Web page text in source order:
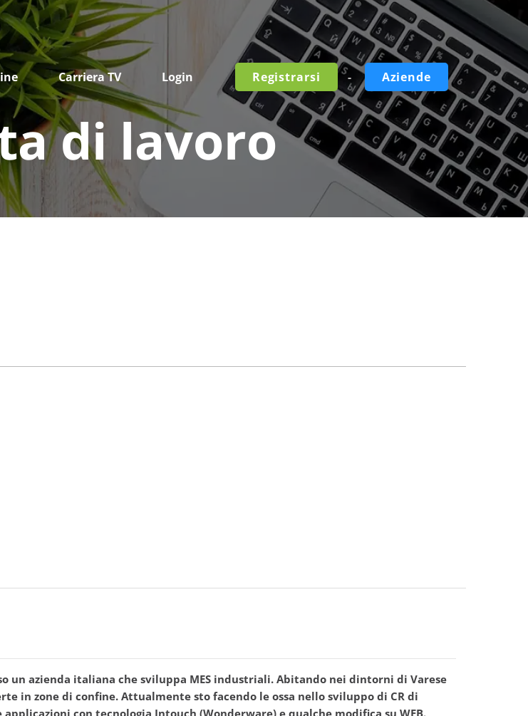
Carriera TV Login Registrarsi - Aziende
di lavoro
un azienda italiana che sviluppa MES industriali. Abitando nei dintorni di Varese
in zone di confine. Attualmente sto facendo le ossa nello sviluppo di CR di